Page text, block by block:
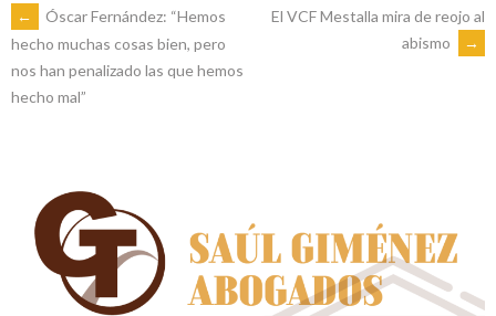
NAVEGACIÓN
DE
←
Óscar Fernández: “Hemos
hecho muchas cosas bien, pero
nos han penalizado las que hemos
hecho mal”
El VCF Mestalla mira de reojo al
abismo
→